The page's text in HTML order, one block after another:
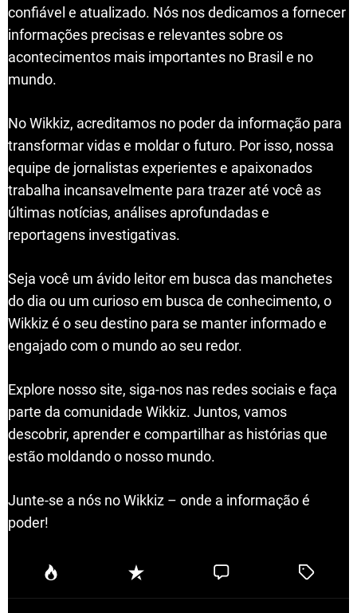
confiável e atualizado. Nós nos dedicamos a fornecer
informações precisas e relevantes sobre os
acontecimentos mais importantes no Brasil e no
mundo.
No Wikkiz, acreditamos no poder da informação para
transformar vidas e moldar o futuro. Por isso, nossa
equipe de jornalistas experientes e apaixonados
trabalha incansavelmente para trazer até você as
últimas notícias, análises aprofundadas e
reportagens investigativas.
Seja você um ávido leitor em busca das manchetes
do dia ou um curioso em busca de conhecimento, o
Wikkiz é o seu destino para se manter informado e
engajado com o mundo ao seu redor.
Explore nosso site, siga-nos nas redes sociais e faça
parte da comunidade Wikkiz. Juntos, vamos
descobrir, aprender e compartilhar as histórias que
estão moldando o nosso mundo.
Junte-se a nós no Wikkiz – onde a informação é
poder!
P
R
C
T